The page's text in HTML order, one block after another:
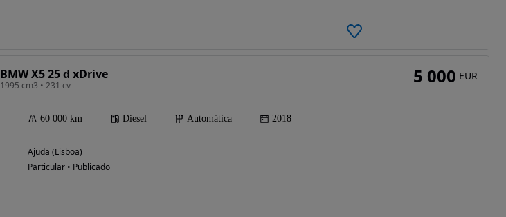
BMW X5 25 d xDrive
1995 cm3 • 231 cv
60 000 km Diesel Automática 2018
Ajuda (Lisboa)
Particular • Publicado
5 000 EUR